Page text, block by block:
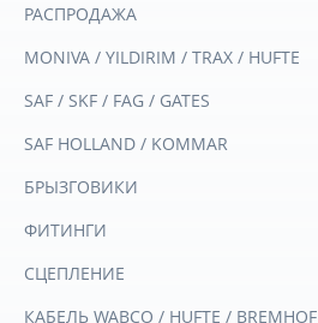
РАСПРОДАЖА
MONIVA / YILDIRIM / TRAX / HUFTE
SAF / SKF / FAG / GATES
SAF HOLLAND / KOMMAR
БРЫЗГОВИКИ
ФИТИНГИ
СЦЕПЛЕНИЕ
КАБЕЛЬ WABCO / HUFTE / BREMHOF